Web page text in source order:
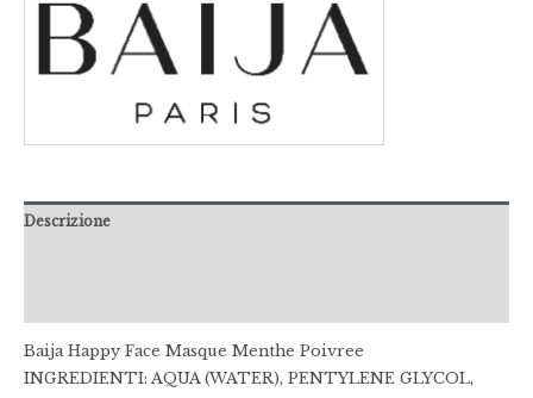
Descrizione
Baija Happy Face Masque Menthe Poivree
INGREDIENTI: AQUA (WATER), PENTYLENE GLYCOL,